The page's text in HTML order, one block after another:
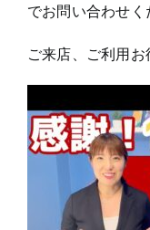
でお問い合わせく
ご来店、ご利用お